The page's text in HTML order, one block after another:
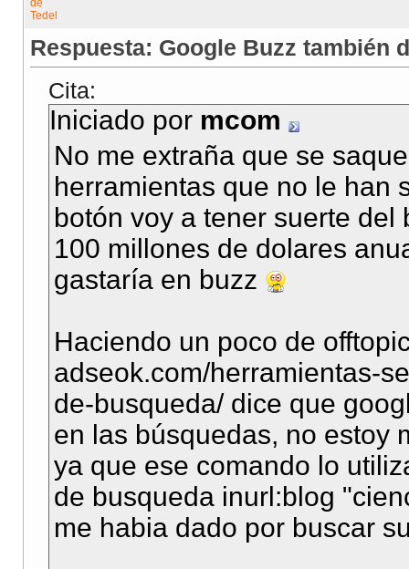
Respuesta: Google Buzz también
Cita:
Iniciado por mcom
No me extraña que se
herramientas que no le han
botón voy a tener suerte
100 millones de dolares
gastaría en buzz
Haciendo un poco de
adseok.com/herramientas-
de-busqueda/ dice que
en las búsquedas, no estoy
ya que ese comando lo
de busqueda inurl:blog
me habia dado por buscar